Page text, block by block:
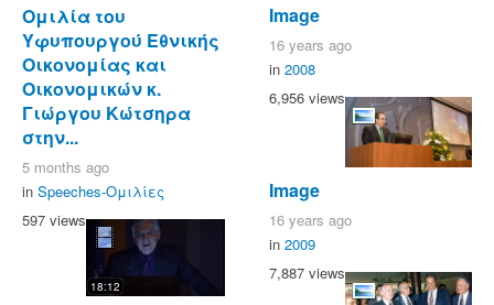
Ομιλία του
Υφυπουργού Εθνικής
Οικονομίας και
Οικονομικών κ.
Γιώργου Κώτσηρα
στην...
5 months ago
in Speeches-Ομιλίες
597 views
18:12
Image
16 years ago
in 2008
6,956 views
Image
16 years ago
in 2009
7,887 views